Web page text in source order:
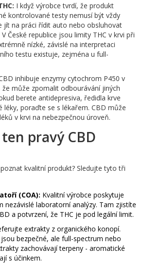
I když výrobce tvrdí, že produkt
kontrolované testy nemusí být vždy
jít na práci řídit auto nebo obsluhovat
České republice jsou limity THC v krvi při
nízké, závislé na interpretaci
testu existuje, zejména u full-
inhibuje enzymy cytochrom P450 v
může zpomalit odbourávání jiných
berete antidepresiva, ředidla krve
léky, poraďte se s lékařem. CBD může
v krvi na nebezpečnou úroveň.
pravý CBD
kvalitní produkt? Sledujte tyto tři
(COA): Kvalitní výrobce poskytuje
nezávislé laboratorní analýzy. Tam zjistíte
a potvrzení, že THC je pod legální limit.
extrakty z organického konopí.
bezpečné, ale full-spectrum nebo
zachovávají terpeny - aromatické
s účinkem.